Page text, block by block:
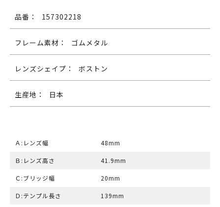
品番： 157302218
フレーム素材： ゴムメタル
レンズシェイプ： ボストン
生産地： 日本
Ａ:レンズ幅 48mm
Ｂ:レンズ高さ 41.9mm
Ｃ:ブリッジ幅 20mm
Ｄ:テンプル長さ 139mm